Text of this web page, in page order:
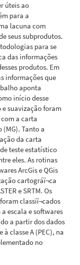
úteis ao
para a
lacuna com
seus subprodutos.
para se
das informações
produtos. Em
informações que
aponta
início desse
e suavização foram
a carta
Tanto a
da carta
teste estatístico
eles. As rotinas
ArcGis e QGis
cartográï¬ca
e SRTM. Os
classiï¬cados
a escala e softwares
a partir dos dados
classe A (PEC), na
no